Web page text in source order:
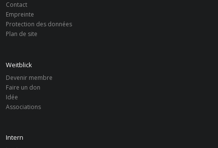
Contact
Empreinte
Protection des données
Plan de site
Weitblick
Devenir membre
Faire un don
Idée
Associations
Intern